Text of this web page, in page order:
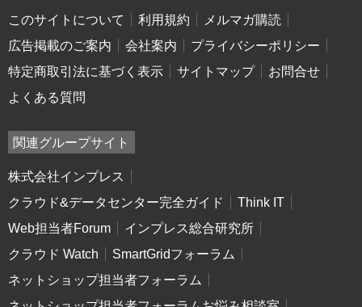
このサイトについて 利用規約
メルマガ購読
広告掲載のご案内
会社案内
プライバシーポリシー
特定商取引法に基づく表示
サイトマップ
お問合せ
よくある質問
関連グループサイト
株式会社インプレス
クラウド&データセンター完全ガイド
Think IT
Web担当者Forum
インプレス総合研究所
クラウド Watch
SmartGridフォーラム
ネットショップ担当者フォーラム